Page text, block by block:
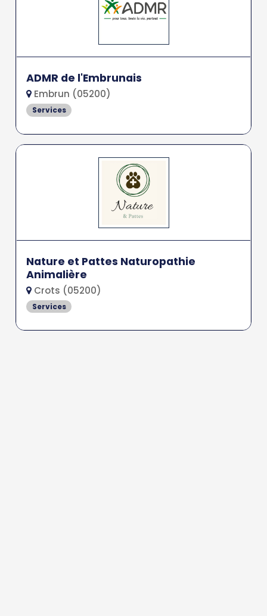
ADMR de l'Embrunais
Embrun (05200)
Services
Nature et Pattes Naturopathie
Animalière
Crots (05200)
Services